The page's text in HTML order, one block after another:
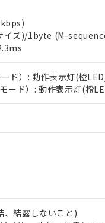
イズ)/1byte (M-
ド）: 動作表示灯(橙
ード）: 動作表示灯(橙
結露しないこと)
条件
ービスは、当社制御機器
な納期状況および標準価
況
み：EU RoHS指令（10
EU RoHS指令（10物質
中：EU RoHS指令（10
ライセンス料など無形
事情により、非含有部
令（10物質）：
以下、 水銀(Hg) 1000ppm以
1000ppm以下、ポリ臭化
(2-エチルヘキシル) (DEHP)(別
1000ppm以下、フタル酸ジイソ
指令で産業用監視および制御機
RoHS○×表
大均質材料含有率が中
確認です。当社販売部門
物質の基準値 (GB/T26572)：
、 Hg(水銀) : 1000ppm、
は、これら貴社製品のう
は貴社製品を、核兵器、
に一切使用いたしません。